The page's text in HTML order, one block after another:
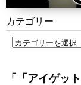
カテゴリー
「「アイゲッ